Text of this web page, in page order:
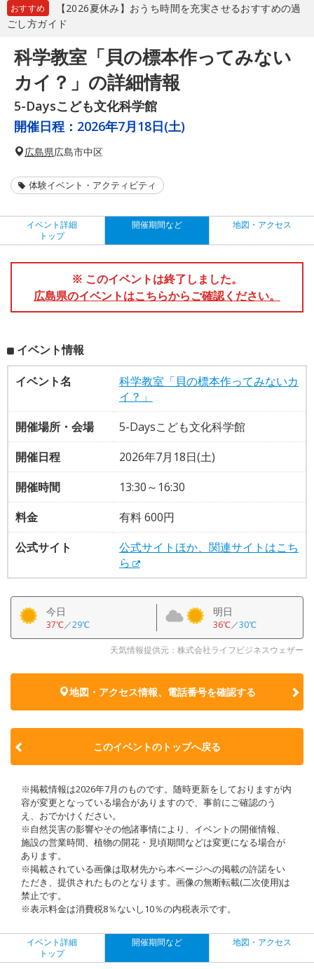
おすすめ
【2026夏休み】おうち時間を充実させるおすすめの過
ごし方ガイド
科学教室「貝の標本作ってみない
カイ？」の詳細情報
5-Daysこども文化科学館
開催日程： 2026年7月18日(土)
広島県広島市中区
体験イベント・アクティビティ
イベント詳細
トップ
開催期間など 地図・アクセス
※ このイベントは終了しました。
広島県のイベントはこちらからご確認ください。
イベント情報
イベント名
科学教室「貝の標本作ってみないカ
イ？」
開催場所・会場
5-Daysこども文化科学館
開催日程
2026年7月18日(土)
開催時間
13:30～16:30
料金
有料 600円
公式サイト
公式サイトほか、関連サイトはこち
ら
今日
37℃／29℃
明日
36℃／30℃
天気情報提供元：株式会社ライフビジネスウェザー
地図・アクセス情報、電話番号を確認する
このイベントのトップへ戻る
※掲載情報は2026年7月のものです。随時更新をしておりますが内
容が変更となっている場合がありますので、事前にご確認のう
え、おでかけください。
※自然災害の影響やその他諸事情により、イベントの開催情報、
施設の営業時間、植物の開花・見頃期間などは変更になる場合が
あります。
※掲載されている画像は取材先から本ページへの掲載の許諾をい
ただき、提供されたものとなります。画像の無断転載(二次使用)は
禁止です。
※表示料金は消費税8％ないし10％の内税表示です。
イベント詳細
トップ
開催期間など 地図・アクセス